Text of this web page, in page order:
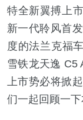
特全新翼搏上
新一代聆风首
度的法兰克福
雪铁龙天逸 C5
上市势必将掀
们一起回顾一下